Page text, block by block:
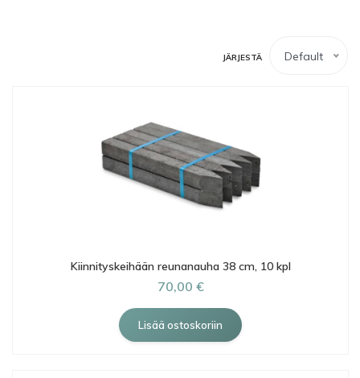
JÄRJESTÄ Default
Kiinnityskeihään reunanauha 38 cm, 10 kpl
70,00 €